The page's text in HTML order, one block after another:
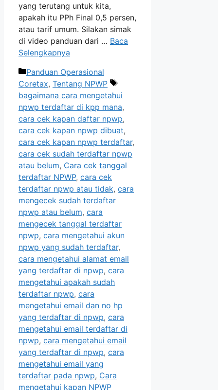
yang terutang untuk kita,
apakah itu PPh Final 0,5 persen,
atau tarif umum. Silakan simak
di video panduan dari … Baca
Selengkapnya
Kategori
Panduan Operasional
Coretax, Tentang NPWP
Tag
bagaimana cara mengetahui
npwp terdaftar di kpp mana,
cara cek kapan daftar npwp,
cara cek kapan npwp dibuat,
cara cek kapan npwp terdaftar,
cara cek sudah terdaftar npwp
atau belum, Cara cek tanggal
terdaftar NPWP, cara cek
terdaftar npwp atau tidak, cara
mengecek sudah terdaftar
npwp atau belum, cara
mengecek tanggal terdaftar
npwp, cara mengetahui akun
npwp yang sudah terdaftar,
cara mengetahui alamat email
yang terdaftar di npwp, cara
mengetahui apakah sudah
terdaftar npwp, cara
mengetahui email dan no hp
yang terdaftar di npwp, cara
mengetahui email terdaftar di
npwp, cara mengetahui email
yang terdaftar di npwp, cara
mengetahui email yang
terdaftar pada npwp, Cara
mengetahui kapan NPWP